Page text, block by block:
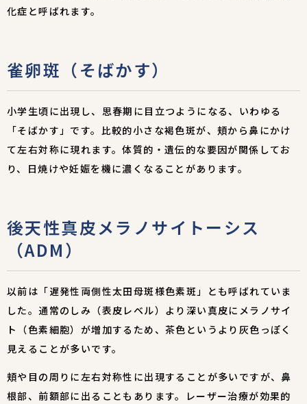
化症と呼ばれます。
雀卵斑（そばかす）
小学生頃に出現し、思春期に目立つようになる、いわゆる
「そばかす」です。比較的小さな褐色斑が、頬から鼻にかけ
て左右対称に現れます。体質的・遺伝的な要因が関係してお
り、日焼けや妊娠を機に濃くなることがあります。
後天性真皮メラノサイトーシス
（ADM）
以前は「遅発性両側性太田母斑様色素斑」とも呼ばれていま
した。通常のしみ（表皮レベル）より深い真皮にメラノサイ
ト（色素細胞）が増加するため、茶色というより灰色っぽく
見えることが多いです。
頬や目の周りに左右対称性に出現することが多いですが、鼻
根部、前額部に出ることもあります。レーザー治療が効果的